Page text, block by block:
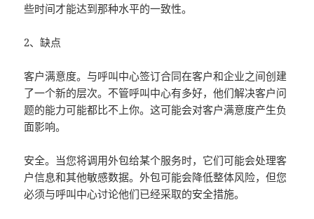
些时间才能达到那种水平的一致性。
2、缺点
客户满意度。与呼叫中心签订合同在客户和企业之间创建
了一个新的层次。不管呼叫中心有多好，他们解决客户问
题的能力可能都比不上你。这可能会对客户满意度产生负
面影响。
安全。当您将调用外包给某个服务时，它们可能会处理客
户信息和其他敏感数据。外包可能会降低整体风险，但您
必须与呼叫中心讨论他们已经采取的安全措施。